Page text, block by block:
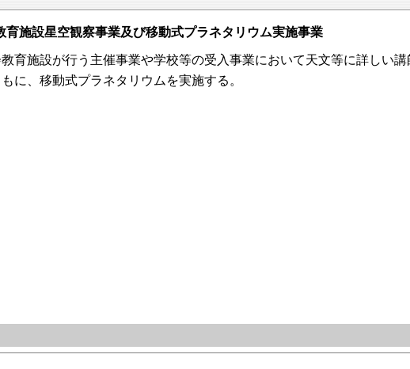
育施設星空観察事業及び移動式プラネタリウム実施事業
育施設が行う主催事業や学校等の受入事業において天文等に詳しい講
に、移動式プラネタリウムを実施する。